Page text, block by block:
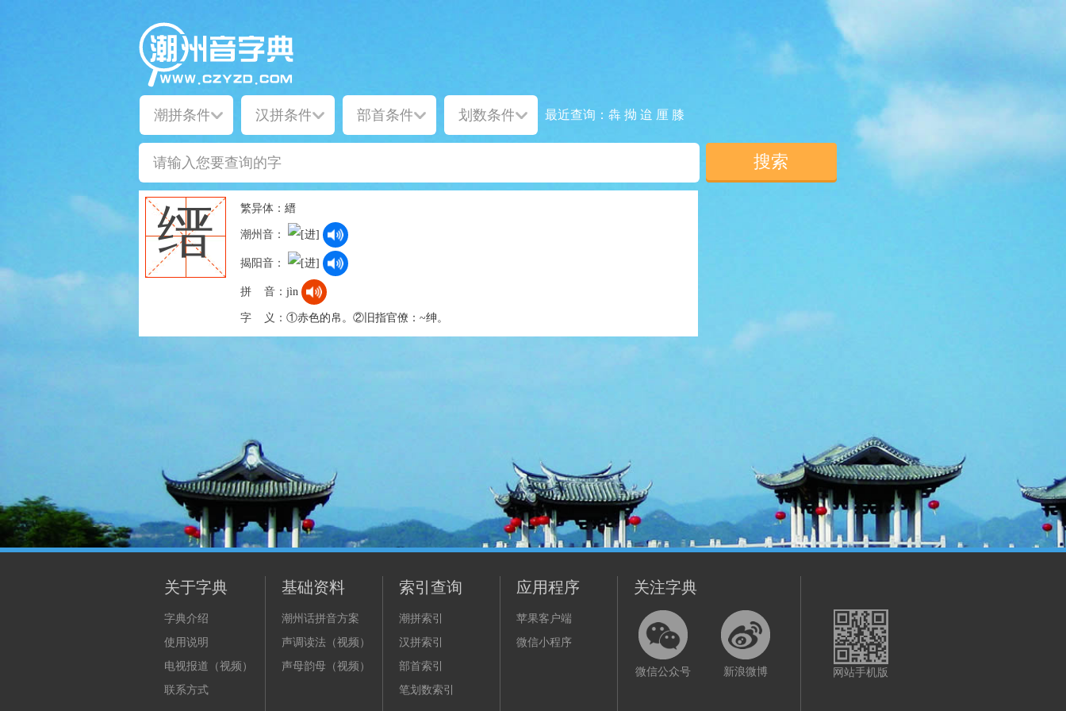
最近查询： 犇 拗 迨 厘 膝
缙 繁异体： 縉
潮州音：
揭阳音：
拼 音： jìn
字 义： ①赤色的帛。②旧指官僚：~绅。
关于字典
字典介绍
使用说明
电视报道（视频）
联系方式
基础资料
潮州话拼音方案
声调读法（视频）
声母韵母（视频）
索引查询
潮拼索引
汉拼索引
部首索引
笔划数索引
应用程序
苹果客户端
微信小程序
关注字典
微信公众号 新浪微博 网站手机版